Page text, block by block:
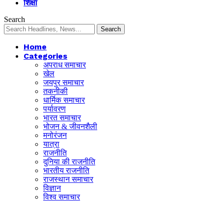
शिक्षा
Search
Home
Categories
अपराध समाचार
खेल
जयपुर समाचार
तकनीकी
धार्मिक समाचार
पर्यावरण
भारत समाचार
भोजन & जीवनशैली
मनोरंजन
यात्रा
राजनीति
दुनिया की राजनीति
भारतीय राजनीति
राजस्थान समाचार
विज्ञान
विश्व समाचार